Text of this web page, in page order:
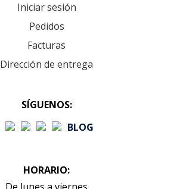
Iniciar sesión
Pedidos
Facturas
Dirección de entrega
SÍGUENOS:
BLOG
HORARIO: